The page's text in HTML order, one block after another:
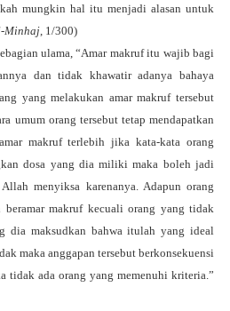
mungkin hal itu menjadi alasan untuk
Minhaj , 1/300)
ulama, “Amar makruf itu wajib bagi
dan tidak khawatir adanya bahaya
yang melakukan amar makruf tersebut
umum orang tersebut tetap mendapatkan
makruf terlebih jika kata-kata orang
dosa yang dia miliki maka boleh jadi
menyiksa karenanya. Adapun orang
makruf kecuali orang yang tidak
dia maksudkan bahwa itulah yang ideal
maka anggapan tersebut berkonsekuensi
tidak ada orang yang memenuhi kriteria.”